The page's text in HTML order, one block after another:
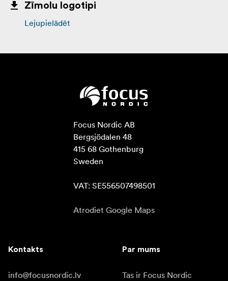
Zīmolu logotipi
Lejupielādēt
Focus Nordic AB
Bergsjödalen 48
415 68 Gothenburg
Sweden
VAT: SE556507498501
Atrodiet Google Maps
Kontakts
info@focusnordic.lv
Par mums
Tas ir Focus Nordic